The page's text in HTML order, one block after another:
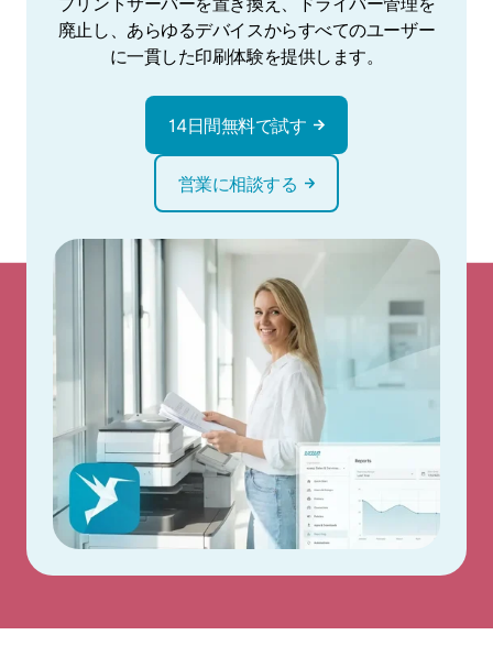
廃止し、あらゆるデバイスからすべてのユーザー
に一貫した印刷体験を提供します。
14日間無料で試す
営業に相談する